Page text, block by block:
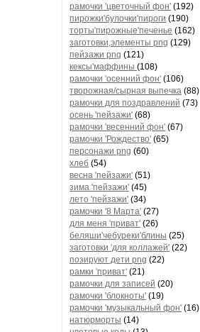
рамочки 'цветочный фон' (192)
пирожки'булочки'пироги (190)
торты'пирожные'печенье (162)
заготовки,элементы png (129)
пейзажи png (121)
кексы'маффины (108)
рамочки 'осенний фон' (106)
творожная/сырная выпечка (88)
рамочки для поздравлений (73)
осень 'пейзажи' (68)
рамочки 'весенний фон' (67)
рамочки 'Рождество' (65)
персонажи png (60)
хлеб (54)
весна 'пейзажи' (51)
зима 'пейзажи' (45)
лето 'пейзажи' (34)
рамочки '8 Марта' (27)
для меня 'приват' (26)
беляши'чебуреки'блины (25)
заготовки 'для коллажей' (22)
позируют дети png (22)
рамки 'приват' (21)
рамочки для записей (20)
рамочки 'блокноты' (19)
рамочки 'музыкальный фон' (16)
натюрморты (14)